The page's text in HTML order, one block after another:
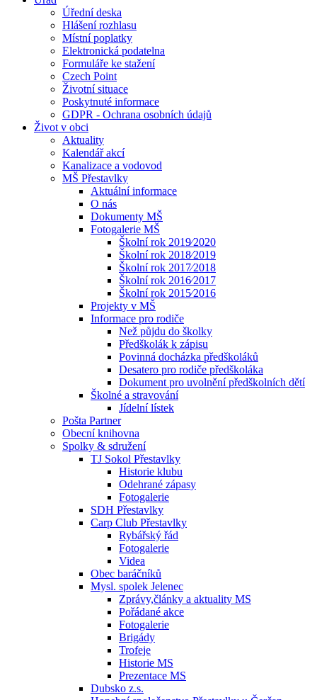
Úřední deska
Hlášení rozhlasu
Místní poplatky
Elektronická podatelna
Formuláře ke stažení
Czech Point
Životní situace
Poskytnuté informace
GDPR - Ochrana osobních údajů
Život v obci
Aktuality
Kalendář akcí
Kanalizace a vodovod
MŠ Přestavlky
Aktuální informace
O nás
Dokumenty MŠ
Fotogalerie MŠ
Školní rok 2019⁄2020
Školní rok 2018⁄2019
Školní rok 2017⁄2018
Školní rok 2016⁄2017
Školní rok 2015⁄2016
Projekty v MŠ
Informace pro rodiče
Než půjdu do školky
Předškolák k zápisu
Povinná docházka předškoláků
Desatero pro rodiče předškoláka
Dokument pro uvolnění předškolních dětí
Školné a stravování
Jídelní lístek
Pošta Partner
Obecní knihovna
Spolky & sdružení
TJ Sokol Přestavlky
Historie klubu
Odehrané zápasy
Fotogalerie
SDH Přestavlky
Carp Club Přestavlky
Rybářský řád
Fotogalerie
Videa
Obec baráčníků
Mysl. spolek Jelenec
Zprávy,články a aktuality MS
Pořádané akce
Fotogalerie
Brigády
Trofeje
Historie MS
Prezentace MS
Dubsko z.s.